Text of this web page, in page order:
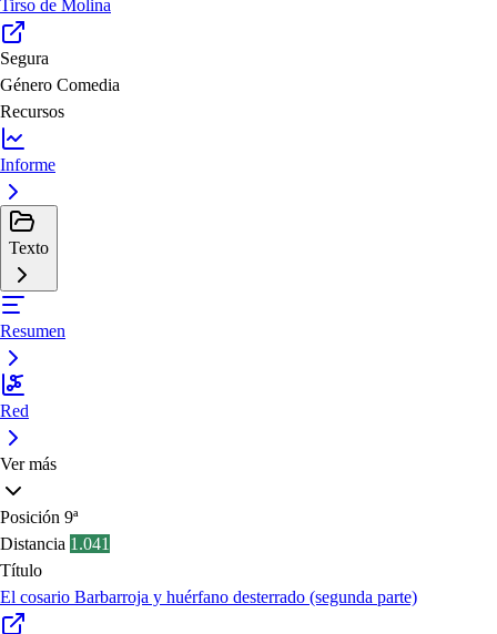
Tirso de Molina
Segura
Género Comedia
Recursos
Informe
Texto
Resumen
Red
Ver más
Posición 9ª
Distancia 1.041
Título
El cosario Barbarroja y huérfano desterrado (segunda parte)